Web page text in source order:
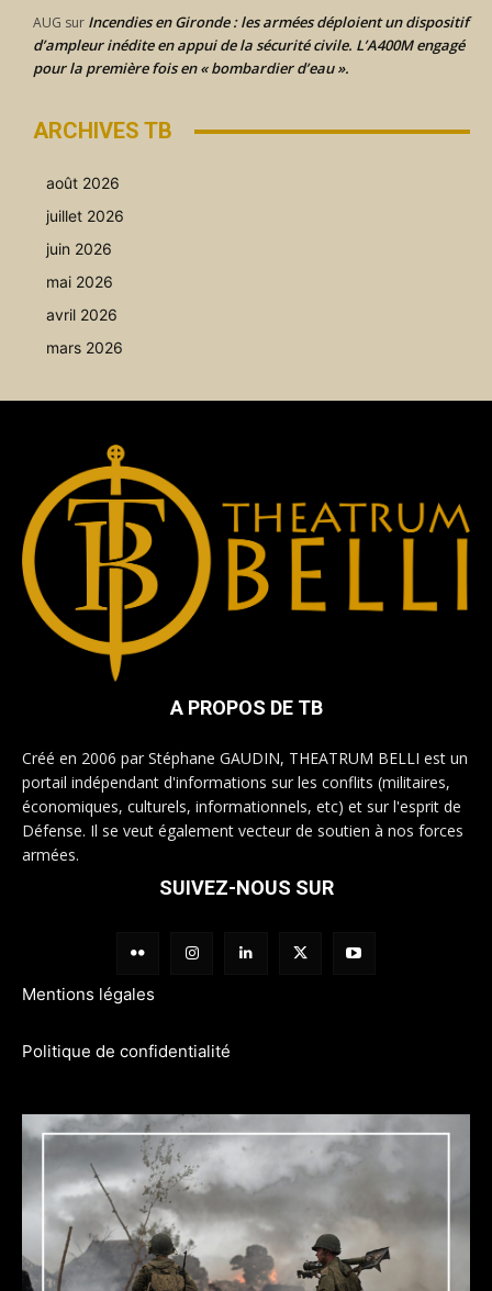
AUG sur Incendies en Gironde : les armées déploient un dispositif
d’ampleur inédite en appui de la sécurité civile. L’A400M engagé
pour la première fois en « bombardier d’eau ».
ARCHIVES TB
août 2026
juillet 2026
juin 2026
mai 2026
avril 2026
mars 2026
A PROPOS DE TB
Créé en 2006 par Stéphane GAUDIN, THEATRUM BELLI est un
portail indépendant d'informations sur les conflits (militaires,
économiques, culturels, informationnels, etc) et sur l'esprit de
Défense. Il se veut également vecteur de soutien à nos forces
armées.
SUIVEZ-NOUS SUR
Mentions légales
Politique de confidentialité